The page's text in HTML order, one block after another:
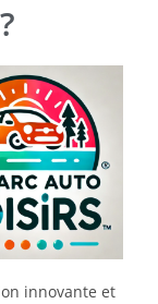
innovante et